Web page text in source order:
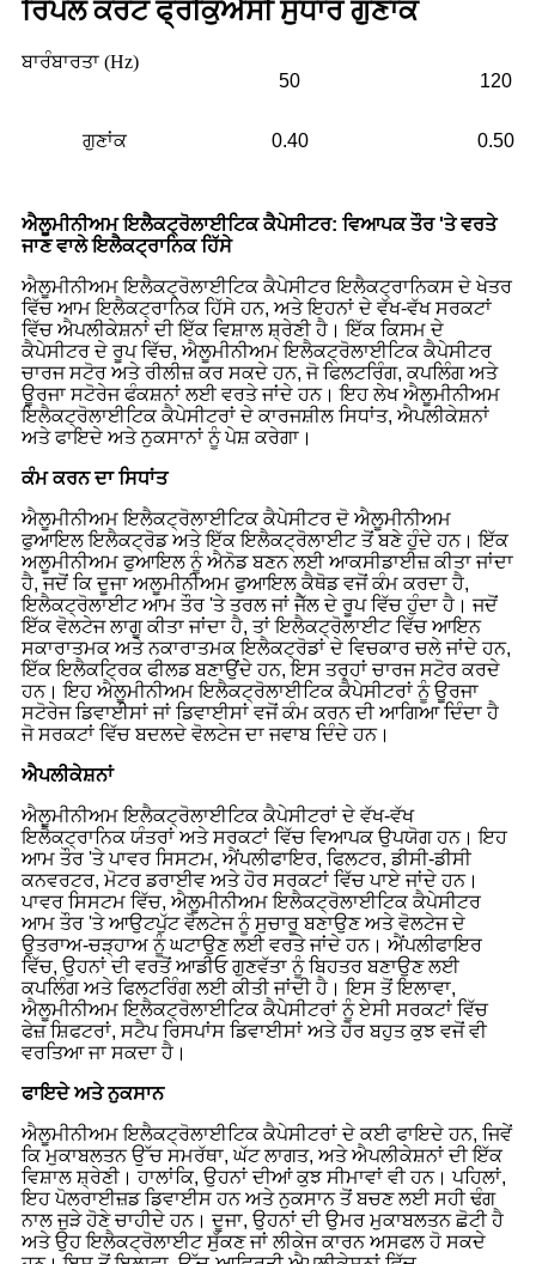
ਰਿਪਲ ਕਰੰਟ ਫ੍ਰੀਕੁਐਂਸੀ ਸੁਧਾਰ ਗੁਣਾਂਕ
ਬਾਰੰਬਾਰਤਾ (Hz)
50
120
ਗੁਣਾਂਕ 0.40 0.50
ਐਲੂਮੀਨੀਅਮ ਇਲੈਕਟ੍ਰੋਲਾਈਟਿਕ ਕੈਪੇਸੀਟਰ: ਵਿਆਪਕ ਤੌਰ 'ਤੇ ਵਰਤੇ
ਜਾਣ ਵਾਲੇ ਇਲੈਕਟ੍ਰਾਨਿਕ ਹਿੱਸੇ
ਐਲੂਮੀਨੀਅਮ ਇਲੈਕਟ੍ਰੋਲਾਈਟਿਕ ਕੈਪੇਸੀਟਰ ਇਲੈਕਟ੍ਰਾਨਿਕਸ ਦੇ ਖੇਤਰ
ਵਿੱਚ ਆਮ ਇਲੈਕਟ੍ਰਾਨਿਕ ਹਿੱਸੇ ਹਨ, ਅਤੇ ਇਹਨਾਂ ਦੇ ਵੱਖ-ਵੱਖ ਸਰਕਟਾਂ
ਵਿੱਚ ਐਪਲੀਕੇਸ਼ਨਾਂ ਦੀ ਇੱਕ ਵਿਸ਼ਾਲ ਸ਼੍ਰੇਣੀ ਹੈ। ਇੱਕ ਕਿਸਮ ਦੇ
ਕੈਪੇਸੀਟਰ ਦੇ ਰੂਪ ਵਿੱਚ, ਐਲੂਮੀਨੀਅਮ ਇਲੈਕਟ੍ਰੋਲਾਈਟਿਕ ਕੈਪੇਸੀਟਰ
ਚਾਰਜ ਸਟੋਰ ਅਤੇ ਰੀਲੀਜ਼ ਕਰ ਸਕਦੇ ਹਨ, ਜੋ ਫਿਲਟਰਿੰਗ, ਕਪਲਿੰਗ ਅਤੇ
ਊਰਜਾ ਸਟੋਰੇਜ ਫੰਕਸ਼ਨਾਂ ਲਈ ਵਰਤੇ ਜਾਂਦੇ ਹਨ। ਇਹ ਲੇਖ ਐਲੂਮੀਨੀਅਮ
ਇਲੈਕਟ੍ਰੋਲਾਈਟਿਕ ਕੈਪੇਸੀਟਰਾਂ ਦੇ ਕਾਰਜਸ਼ੀਲ ਸਿਧਾਂਤ, ਐਪਲੀਕੇਸ਼ਨਾਂ
ਅਤੇ ਫਾਇਦੇ ਅਤੇ ਨੁਕਸਾਨਾਂ ਨੂੰ ਪੇਸ਼ ਕਰੇਗਾ।
ਕੰਮ ਕਰਨ ਦਾ ਸਿਧਾਂਤ
ਐਲੂਮੀਨੀਅਮ ਇਲੈਕਟ੍ਰੋਲਾਈਟਿਕ ਕੈਪੇਸੀਟਰ ਦੋ ਐਲੂਮੀਨੀਅਮ
ਫੁਆਇਲ ਇਲੈਕਟ੍ਰੋਡ ਅਤੇ ਇੱਕ ਇਲੈਕਟ੍ਰੋਲਾਈਟ ਤੋਂ ਬਣੇ ਹੁੰਦੇ ਹਨ। ਇੱਕ
ਅਲੂਮੀਨੀਅਮ ਫੁਆਇਲ ਨੂੰ ਐਨੋਡ ਬਣਨ ਲਈ ਆਕਸੀਡਾਈਜ਼ ਕੀਤਾ ਜਾਂਦਾ
ਹੈ, ਜਦੋਂ ਕਿ ਦੂਜਾ ਅਲੂਮੀਨੀਅਮ ਫੁਆਇਲ ਕੈਥੋਡ ਵਜੋਂ ਕੰਮ ਕਰਦਾ ਹੈ,
ਇਲੈਕਟ੍ਰੋਲਾਈਟ ਆਮ ਤੌਰ 'ਤੇ ਤਰਲ ਜਾਂ ਜੈੱਲ ਦੇ ਰੂਪ ਵਿੱਚ ਹੁੰਦਾ ਹੈ। ਜਦੋਂ
ਇੱਕ ਵੋਲਟੇਜ ਲਾਗੂ ਕੀਤਾ ਜਾਂਦਾ ਹੈ, ਤਾਂ ਇਲੈਕਟ੍ਰੋਲਾਈਟ ਵਿੱਚ ਆਇਨ
ਸਕਾਰਾਤਮਕ ਅਤੇ ਨਕਾਰਾਤਮਕ ਇਲੈਕਟ੍ਰੋਡਾਂ ਦੇ ਵਿਚਕਾਰ ਚਲੇ ਜਾਂਦੇ ਹਨ,
ਇੱਕ ਇਲੈਕਟ੍ਰਿਕ ਫੀਲਡ ਬਣਾਉਂਦੇ ਹਨ, ਇਸ ਤਰ੍ਹਾਂ ਚਾਰਜ ਸਟੋਰ ਕਰਦੇ
ਹਨ। ਇਹ ਐਲੂਮੀਨੀਅਮ ਇਲੈਕਟ੍ਰੋਲਾਈਟਿਕ ਕੈਪੇਸੀਟਰਾਂ ਨੂੰ ਊਰਜਾ
ਸਟੋਰੇਜ ਡਿਵਾਈਸਾਂ ਜਾਂ ਡਿਵਾਈਸਾਂ ਵਜੋਂ ਕੰਮ ਕਰਨ ਦੀ ਆਗਿਆ ਦਿੰਦਾ ਹੈ
ਜੋ ਸਰਕਟਾਂ ਵਿੱਚ ਬਦਲਦੇ ਵੋਲਟੇਜ ਦਾ ਜਵਾਬ ਦਿੰਦੇ ਹਨ।
ਐਪਲੀਕੇਸ਼ਨਾਂ
ਐਲੂਮੀਨੀਅਮ ਇਲੈਕਟ੍ਰੋਲਾਈਟਿਕ ਕੈਪੇਸੀਟਰਾਂ ਦੇ ਵੱਖ-ਵੱਖ
ਇਲੈਕਟ੍ਰਾਨਿਕ ਯੰਤਰਾਂ ਅਤੇ ਸਰਕਟਾਂ ਵਿੱਚ ਵਿਆਪਕ ਉਪਯੋਗ ਹਨ। ਇਹ
ਆਮ ਤੌਰ 'ਤੇ ਪਾਵਰ ਸਿਸਟਮ, ਐਂਪਲੀਫਾਇਰ, ਫਿਲਟਰ, ਡੀਸੀ-ਡੀਸੀ
ਕਨਵਰਟਰ, ਮੋਟਰ ਡਰਾਈਵ ਅਤੇ ਹੋਰ ਸਰਕਟਾਂ ਵਿੱਚ ਪਾਏ ਜਾਂਦੇ ਹਨ।
ਪਾਵਰ ਸਿਸਟਮ ਵਿੱਚ, ਐਲੂਮੀਨੀਅਮ ਇਲੈਕਟ੍ਰੋਲਾਈਟਿਕ ਕੈਪੇਸੀਟਰ
ਆਮ ਤੌਰ 'ਤੇ ਆਉਟਪੁੱਟ ਵੋਲਟੇਜ ਨੂੰ ਸੁਚਾਰੂ ਬਣਾਉਣ ਅਤੇ ਵੋਲਟੇਜ ਦੇ
ਉਤਰਾਅ-ਚੜ੍ਹਾਅ ਨੂੰ ਘਟਾਉਣ ਲਈ ਵਰਤੇ ਜਾਂਦੇ ਹਨ। ਐਂਪਲੀਫਾਇਰ
ਵਿੱਚ, ਉਹਨਾਂ ਦੀ ਵਰਤੋਂ ਆਡੀਓ ਗੁਣਵੱਤਾ ਨੂੰ ਬਿਹਤਰ ਬਣਾਉਣ ਲਈ
ਕਪਲਿੰਗ ਅਤੇ ਫਿਲਟਰਿੰਗ ਲਈ ਕੀਤੀ ਜਾਂਦੀ ਹੈ। ਇਸ ਤੋਂ ਇਲਾਵਾ,
ਐਲੂਮੀਨੀਅਮ ਇਲੈਕਟ੍ਰੋਲਾਈਟਿਕ ਕੈਪੇਸੀਟਰਾਂ ਨੂੰ ਏਸੀ ਸਰਕਟਾਂ ਵਿੱਚ
ਫੇਜ਼ ਸ਼ਿਫਟਰਾਂ, ਸਟੈਪ ਰਿਸਪਾਂਸ ਡਿਵਾਈਸਾਂ ਅਤੇ ਹੋਰ ਬਹੁਤ ਕੁਝ ਵਜੋਂ ਵੀ
ਵਰਤਿਆ ਜਾ ਸਕਦਾ ਹੈ।
ਫਾਇਦੇ ਅਤੇ ਨੁਕਸਾਨ
ਐਲੂਮੀਨੀਅਮ ਇਲੈਕਟ੍ਰੋਲਾਈਟਿਕ ਕੈਪੇਸੀਟਰਾਂ ਦੇ ਕਈ ਫਾਇਦੇ ਹਨ, ਜਿਵੇਂ
ਕਿ ਮੁਕਾਬਲਤਨ ਉੱਚ ਸਮਰੱਥਾ, ਘੱਟ ਲਾਗਤ, ਅਤੇ ਐਪਲੀਕੇਸ਼ਨਾਂ ਦੀ ਇੱਕ
ਵਿਸ਼ਾਲ ਸ਼੍ਰੇਣੀ। ਹਾਲਾਂਕਿ, ਉਹਨਾਂ ਦੀਆਂ ਕੁਝ ਸੀਮਾਵਾਂ ਵੀ ਹਨ। ਪਹਿਲਾਂ,
ਇਹ ਪੋਲਰਾਈਜ਼ਡ ਡਿਵਾਈਸ ਹਨ ਅਤੇ ਨੁਕਸਾਨ ਤੋਂ ਬਚਣ ਲਈ ਸਹੀ ਢੰਗ
ਨਾਲ ਜੁੜੇ ਹੋਣੇ ਚਾਹੀਦੇ ਹਨ। ਦੂਜਾ, ਉਹਨਾਂ ਦੀ ਉਮਰ ਮੁਕਾਬਲਤਨ ਛੋਟੀ ਹੈ
ਅਤੇ ਉਹ ਇਲੈਕਟ੍ਰੋਲਾਈਟ ਸੁੱਕਣ ਜਾਂ ਲੀਕੇਜ ਕਾਰਨ ਅਸਫਲ ਹੋ ਸਕਦੇ